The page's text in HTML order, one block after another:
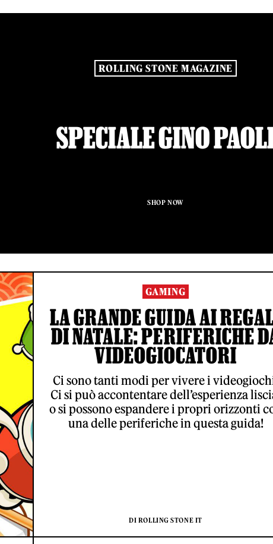
ROLLING STONE MAGAZINE
SPECIALE GINO
SHOP NOW
GAMING
LA GRANDE GUIDA AI
DI NATALE: PERIFERICHE
VIDEOGIOCATORI
Ci sono tanti modi per vivere i
Ci si può accontentare dell’esperienza
o si possono espandere i propri orizzonti
una delle periferiche in questa guida!
DI ROLLING STONE IT